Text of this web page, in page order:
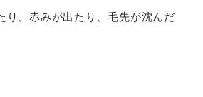
り、赤みが出たり、毛先が沈んだ